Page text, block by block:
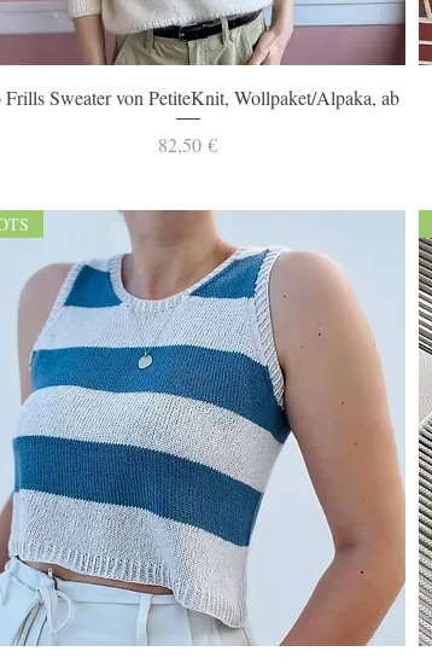
Schnellansicht
Sweater von PetiteKnit, Wollpaket/Alpaka, ab
Preis
82,50 €